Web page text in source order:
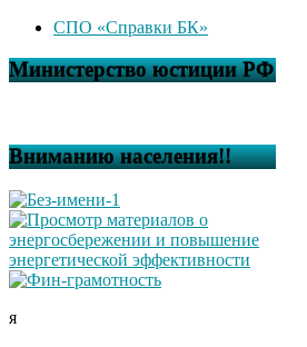
СПО «Справки БК»
Министерство юстиции РФ
Вниманию населения!!
я